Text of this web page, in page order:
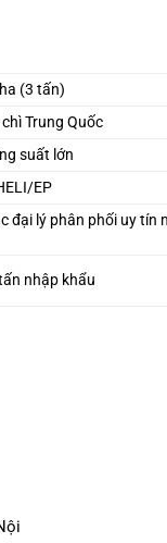
(3 tấn)
Trung Quốc
suất lớn
EP
đại lý phân phối uy tín
nhập khẩu